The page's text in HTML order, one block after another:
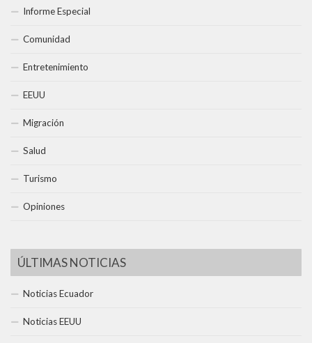
Informe Especial
Comunidad
Entretenimiento
EEUU
Migración
Salud
Turismo
Opiniones
ÚLTIMAS NOTICIAS
Noticias Ecuador
Noticias EEUU